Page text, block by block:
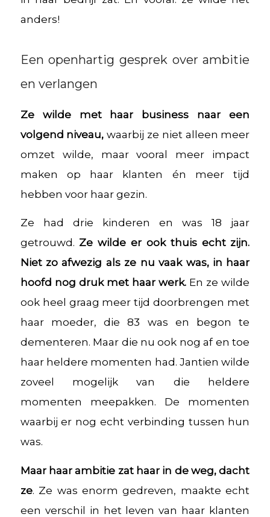
anders!
Een openhartig gesprek over ambitie
en verlangen
Ze wilde met haar business naar een
volgend niveau, waarbij ze niet alleen meer
omzet wilde, maar vooral meer impact
maken op haar klanten én meer tijd
hebben voor haar gezin.
Ze had drie kinderen en was 18 jaar
getrouwd. Ze wilde er ook thuis echt zijn.
Niet zo afwezig als ze nu vaak was, in haar
hoofd nog druk met haar werk. En ze wilde
ook heel graag meer tijd doorbrengen met
haar moeder, die 83 was en begon te
dementeren. Maar die nu ook nog af en toe
haar heldere momenten had. Jantien wilde
zoveel mogelijk van die heldere
momenten meepakken. De momenten
waarbij er nog echt verbinding tussen hun
was.
Maar haar ambitie zat haar in de weg, dacht
ze. Ze was enorm gedreven, maakte echt
een verschil in het leven van haar klanten